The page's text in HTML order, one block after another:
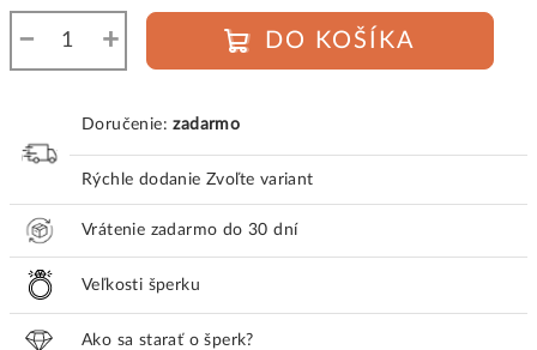
+
− DO KOŠÍKA
Doručenie:zadarmo
Rýchle dodanie Zvoľte variant
Vrátenie zadarmo do 30 dní
Veľkosti šperku
Ako sa starať o šperk?